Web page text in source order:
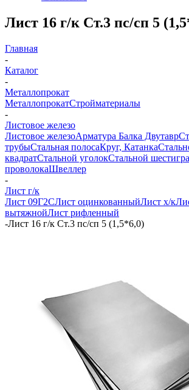
Лист 16 г/к Ст.3 пс/сп 5
Главная
-
Каталог
-
Металлопрокат
МеталлопрокатСтройматериалы
-
Листовое железо
Листовое железоАрматура Балка Двутавр
трубыСтальная полосаКруг, Катанка
квадратСтальной уголокСтальной
проволокаШвеллер
-
Лист г/к
Лист 09Г2СЛист оцинкованныйЛист х/к
вытяжнойЛист рифленный
-Лист 16 г/к Ст.3 пс/сп 5 (1,5*6,0)